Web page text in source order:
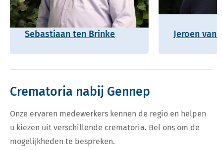
Sebastiaan ten Brinke Jeroen van
Crematoria nabij Gennep
Onze ervaren medewerkers kennen de regio en helpen
u kiezen uit verschillende crematoria. Bel ons om de
mogelijkheden te bespreken.